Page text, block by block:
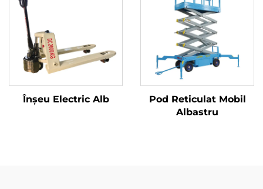
Înșeu Electric Alb
Pod Reticulat Mobil
Albastru